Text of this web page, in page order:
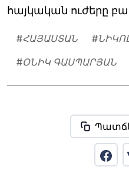
հայկական ուժերը
#ՀԱՅԱՍՏԱՆ #
#ՕՆԻԿ ԳԱՍՊԱՐՅԱՆ